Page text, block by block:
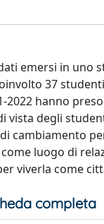
emersi in
37
2022 hanno
degli
cambiamento
luogo di
viverla come
completa